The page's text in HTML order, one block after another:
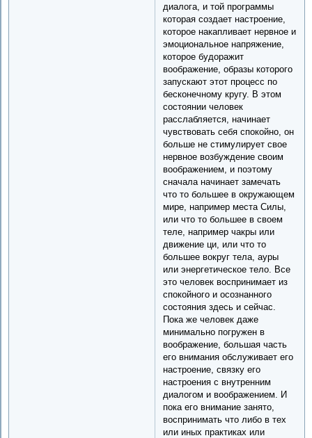
диалога, и той программы
которая создает настроение,
которое накапливает нервное и
эмоциональное напряжение,
которое будоражит
воображение, образы которого
запускают этот процесс по
бесконечному кругу. В этом
состоянии человек
расслабляется, начинает
чувствовать себя спокойно, он
больше не стимулирует свое
нервное возбуждение своим
воображением, и поэтому
сначала начинает замечать
что то большее в окружающем
мире, например места Силы,
или что то большее в своем
теле, например чакры или
движение ци, или что то
большее вокруг тела, ауры
или энергетическое тело. Все
это человек воспринимает из
спокойного и осознанного
состояния здесь и сейчас.
Пока же человек даже
минимально погружен в
воображение, большая часть
его внимания обслуживает его
настроение, связку его
настроения с внутренним
диалогом и воображением. И
пока его внимание занято,
воспринимать что либо в тех
или иных практиках или